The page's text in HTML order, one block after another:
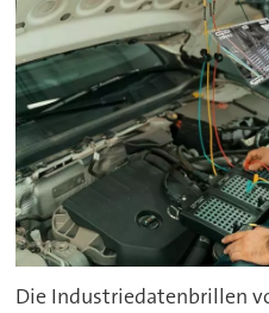
Die Industriedatenbrillen